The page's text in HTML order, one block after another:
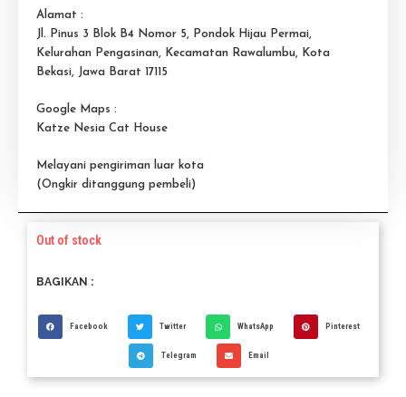
Alamat :
Jl. Pinus 3 Blok B4 Nomor 5, Pondok Hijau Permai,
Kelurahan Pengasinan, Kecamatan Rawalumbu, Kota
Bekasi, Jawa Barat 17115
Google Maps :
Katze Nesia Cat House
Melayani pengiriman luar kota
(Ongkir ditanggung pembeli)
Out of stock
BAGIKAN :
Facebook Twitter WhatsApp Pinterest
Telegram Email